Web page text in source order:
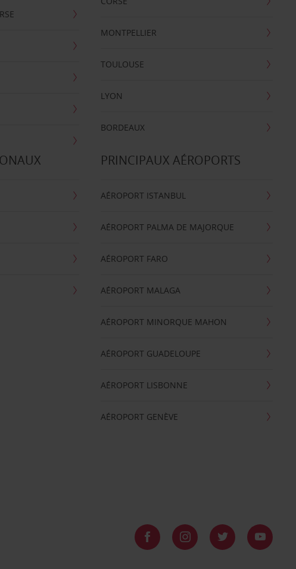
MONTPELLIER
TOULOUSE
LYON
BORDEAUX
PRINCIPAUX AÉROPORTS
AÉROPORT ISTANBUL
AÉROPORT PALMA DE MAJORQUE
AÉROPORT FARO
AÉROPORT MALAGA
AÉROPORT MINORQUE MAHON
AÉROPORT GUADELOUPE
AÉROPORT LISBONNE
AÉROPORT GENÈVE